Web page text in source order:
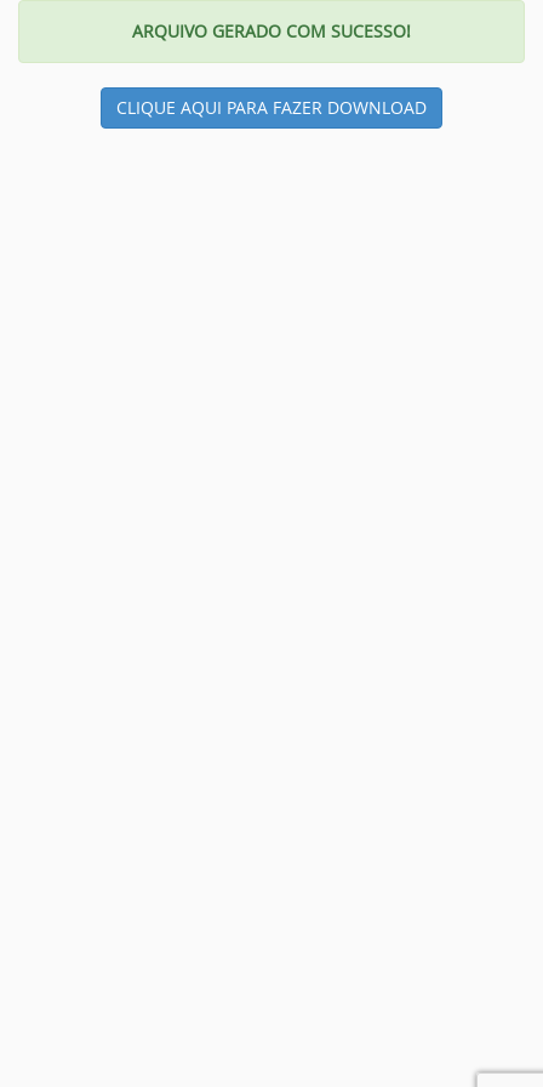
ARQUIVO GERADO COM SUCESSO!
CLIQUE AQUI PARA FAZER DOWNLOAD